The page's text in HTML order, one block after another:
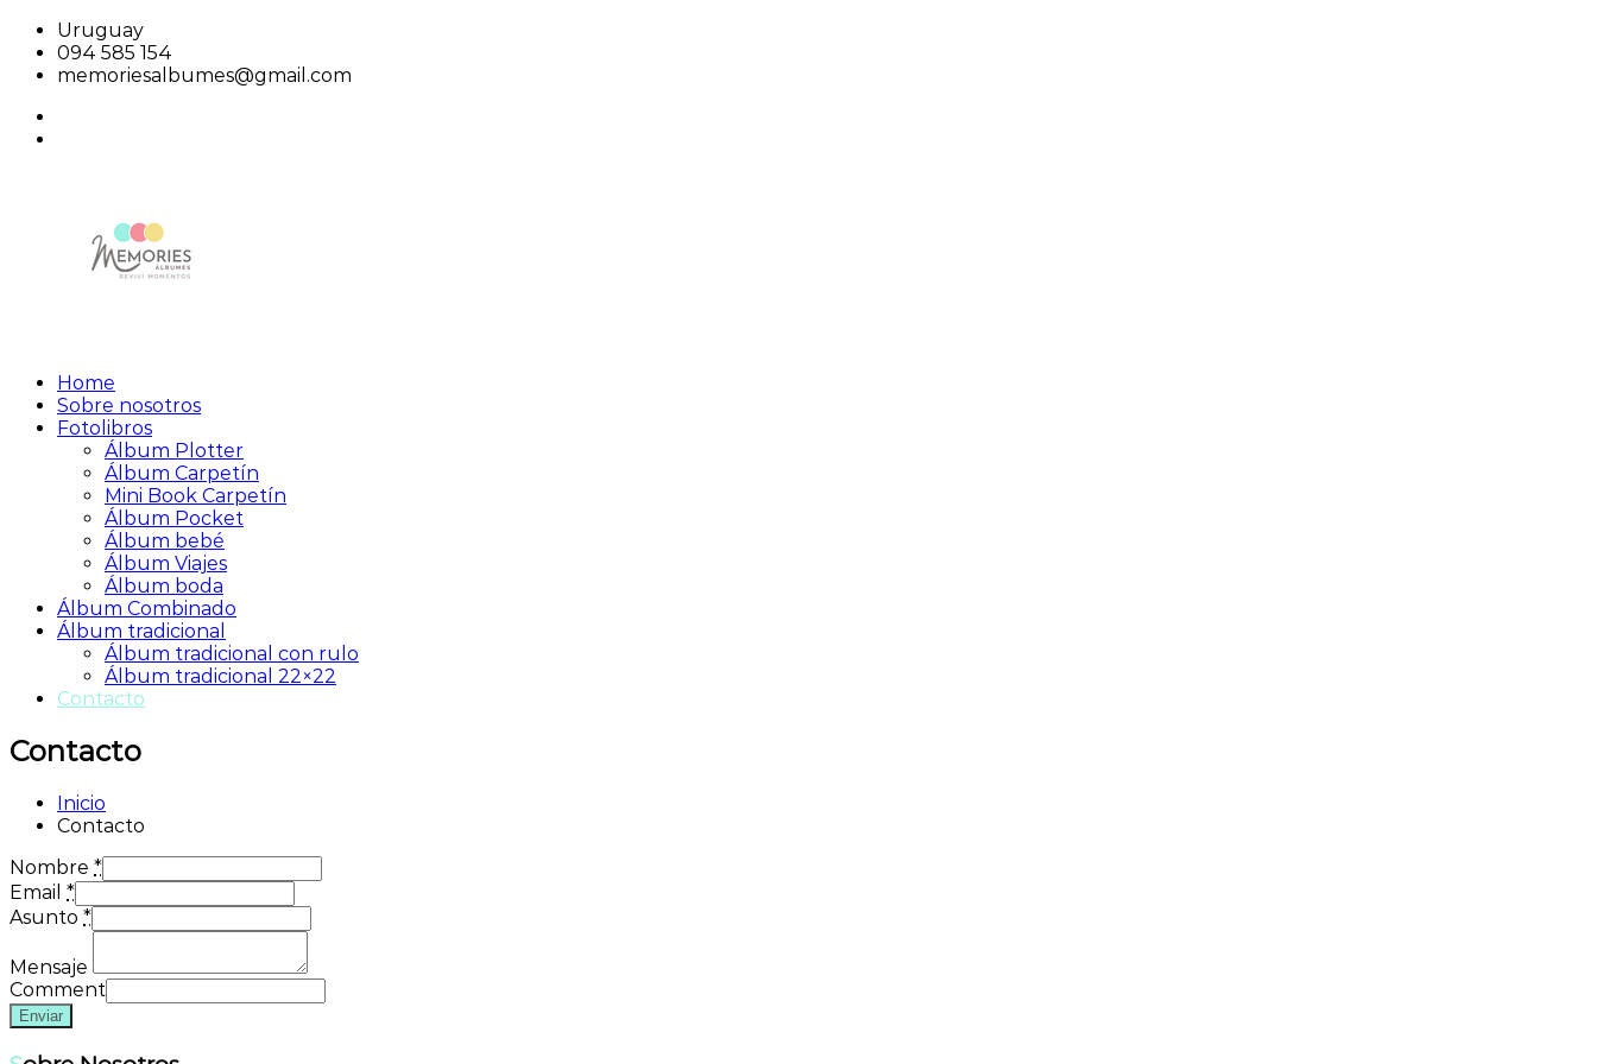
Saltar
contenido
Uruguay
094 585 154
memoriesalbumes@gmail.com
Memories
Álbumes
Reviví
Momentos
Home
Sobre nosotros
Fotolibros
Álbum Plotter
Álbum Carpetín
Mini Book Carpetín
Álbum Pocket
Álbum bebé
Álbum Viajes
Álbum boda
Álbum Combinado
Álbum tradicional
Álbum tradicional con rulo
Álbum tradicional 22×22
Contacto
Contacto
Inicio
Contacto
Nombre *
Email *
Asunto *
Mensaje
Comment
Enviar